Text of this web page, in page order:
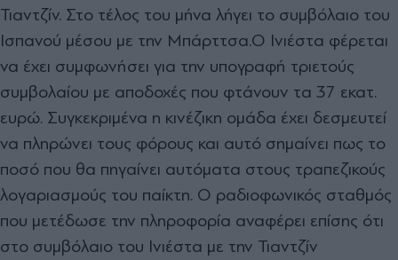
Τιαντζίν. Στο τέλος του μήνα λήγει το συμβόλαιο του
Ισπανού μέσου με την Μπάρττσα.Ο Ινιέστα φέρεται
να έχει συμφωνήσει για την υπογραφή τριετούς
συμβολαίου με αποδοχές που φτάνουν τα 37 εκατ.
ευρώ. Συγκεκριμένα η κινέζικη ομάδα έχει δεσμευτεί
να πληρώνει τους φόρους και αυτό σημαίνει πως το
ποσό που θα πηγαίνει αυτόματα στους τραπεζικούς
λογαριασμούς του παίκτη. Ο ραδιοφωνικός σταθμός
που μετέδωσε την πληροφορία αναφέρει επίσης ότι
στο συμβόλαιο του Ινιέστα με την Τιαντζίν